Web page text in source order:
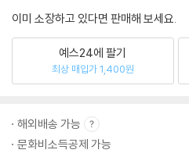
이미 소장하고 있다면 판매해 보세요.
예스24에 팔기
최상 매입가 1,400원
해외배송 가능
문화비소득공제 가능